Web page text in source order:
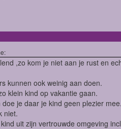
,zo kom je niet aan je rust en
kunnen ook weinig aan doen.
klein kind op vakantie gaan.
doe je daar je kind geen plezier mee.
niet.
uit zijn vertrouwde omgeving